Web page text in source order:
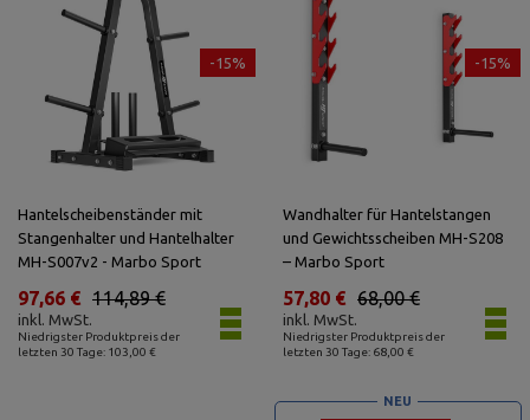
-15%
Hantelscheibenständer mit
Stangenhalter und Hantelhalter
MH-S007v2 - Marbo Sport
Niedrigster Produktpreis der
letzten 30 Tage: 103,00 €
114,89 €
97,66 €
inkl. MwSt.
-15%
Wandhalter für Hantelstangen
und Gewichtsscheiben MH-S208
– Marbo Sport
Niedrigster Produktpreis der
letzten 30 Tage: 68,00 €
68,00 €
57,80 €
inkl. MwSt.
NEU